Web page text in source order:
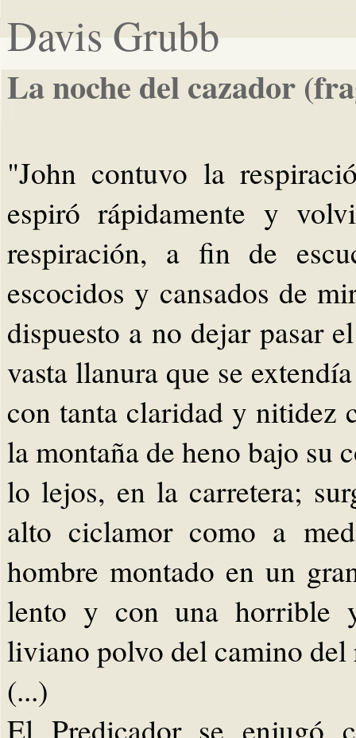
Davis Grubb
La noche del cazador
"John contuvo la
espiró rápidamente y
respiración, a fin de
escocidos y cansados de
dispuesto a no dejar pasar
vasta llanura que se
con tanta claridad y nitidez
la montaña de heno bajo su
lo lejos, en la carretera;
alto ciclamor como a
hombre montado en un
lento y con una horrible
liviano polvo del camino
(...)
El Predicador se enjugó